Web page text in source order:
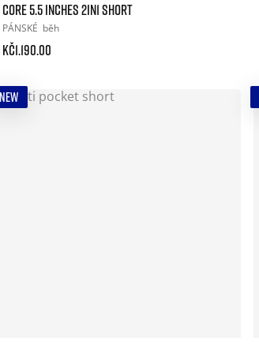
CORE 5.5 INCHES 2IN1 SHORT
PÁNSKÉ běh
Kč1.190.00
NEW